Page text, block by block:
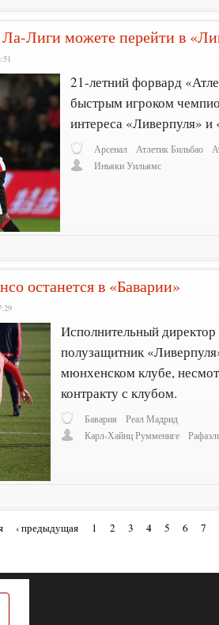
Лиги можете перейти в
21-летний форвард
быстрым игроком
интереса «Ливерпуля» и
Арсенал Атлетик Бильбао
Иньяки Уильямс
останется в «Баварии»
Исполнительный
полузащитник
мюнхенском клубе,
контракту с клубом.
Бавария
Реал Мадрид
Карл-Хайнц Руммениге
‹ предыдущая 1 2 3 4 5 6 7